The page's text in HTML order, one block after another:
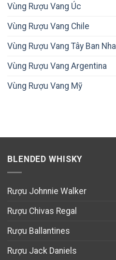
Vùng Rượu Vang Úc
Vùng Rượu Vang Chile
Vùng Rượu Vang Tây Ban Nha
Vùng Rượu Vang Argentina
Vùng Rượu Vang Mỹ
BLENDED WHISKY
Rượu Johnnie Walker
Rượu Chivas Regal
Rượu Ballantines
Rượu Jack Daniels